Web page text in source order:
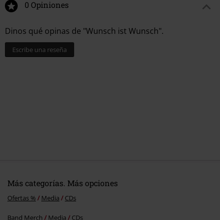
14. Albrecht Der Bruchpilot
0 Opiniones
Dinos qué opinas de "Wunsch ist Wunsch".
Escribe una reseña
Más categorías. Más opciones
Ofertas % Media CDs
Band Merch Media CDs